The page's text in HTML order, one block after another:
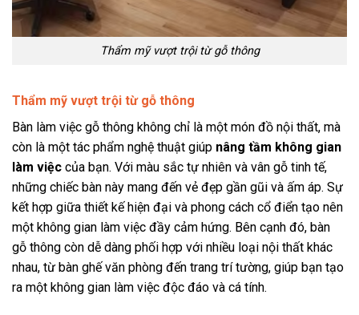
Thẩm mỹ vượt trội từ gỗ thông
Thẩm mỹ vượt trội từ gỗ thông
Bàn làm việc gỗ thông không chỉ là một món đồ nội thất, mà
còn là một tác phẩm nghệ thuật giúp nâng tầm không gian
làm việc của bạn. Với màu sắc tự nhiên và vân gỗ tinh tế,
những chiếc bàn này mang đến vẻ đẹp gần gũi và ấm áp. Sự
kết hợp giữa thiết kế hiện đại và phong cách cổ điển tạo nên
một không gian làm việc đầy cảm hứng. Bên cạnh đó, bàn
gỗ thông còn dễ dàng phối hợp với nhiều loại nội thất khác
nhau, từ bàn ghế văn phòng đến trang trí tường, giúp bạn tạo
ra một không gian làm việc độc đáo và cá tính.